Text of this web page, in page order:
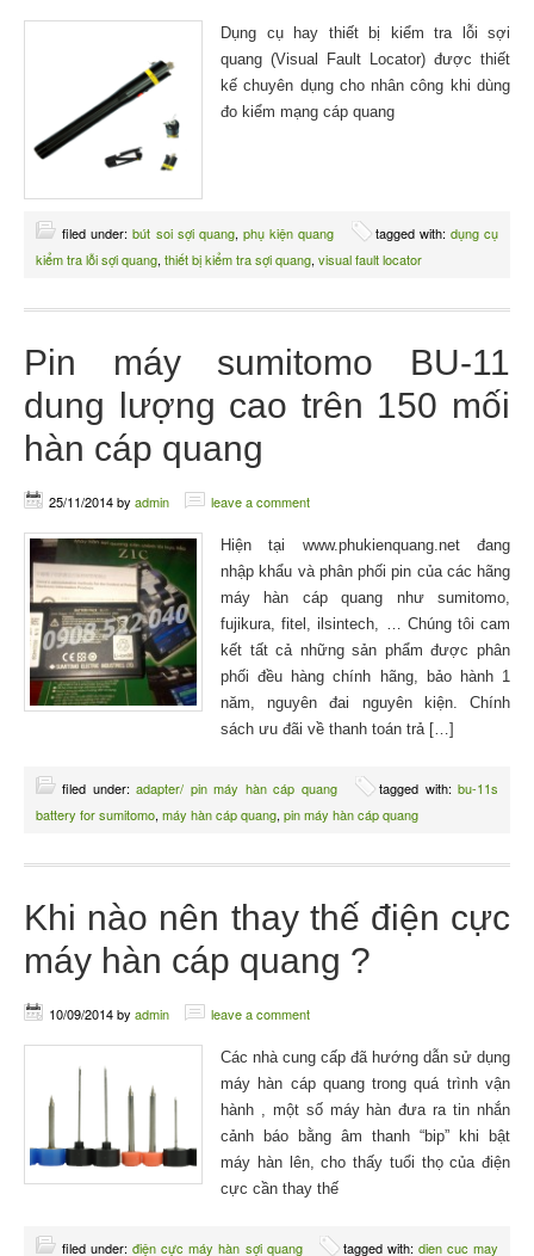
Dụng cụ hay thiết bị kiểm tra lỗi sợi
quang (Visual Fault Locator) được thiết
kế chuyên dụng cho nhân công khi dùng
đo kiểm mạng cáp quang
filed under:bút soi sợi quang,phụ kiện quang tagged with: dụng cụ
kiểm tra lỗi sợi quang, thiết bị kiểm tra sợi quang, visual fault locator
Pin máy sumitomo BU-11
dung lượng cao trên 150 mối
hàn cáp quang
25/11/2014by admin leave a comment
Hiện tại www.phukienquang.net đang
nhập khẩu và phân phối pin của các hãng
máy hàn cáp quang như sumitomo,
fujikura, fitel, ilsintech, … Chúng tôi cam
kết tất cả những sản phẩm được phân
phối đều hàng chính hãng, bảo hành 1
năm, nguyên đai nguyên kiện. Chính
sách ưu đãi về thanh toán trả […]
filed under: adapter/ pin máy hàn cáp quang tagged with: bu-11s
battery for sumitomo, máy hàn cáp quang, pin máy hàn cáp quang
Khi nào nên thay thế điện cực
máy hàn cáp quang ?
10/09/2014by admin leave a comment
Các nhà cung cấp đã hướng dẫn sử dụng
máy hàn cáp quang trong quá trình vận
hành , một số máy hàn đưa ra tin nhắn
cảnh báo bằng âm thanh “bip” khi bật
máy hàn lên, cho thấy tuổi thọ của điện
cực cần thay thế
filed under:điện cực máy hàn sợi quang tagged with: dien cuc may